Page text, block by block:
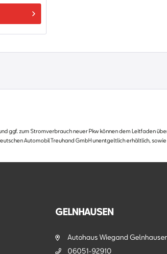
ggf. zum Stromverbrauch neuer Pkw können dem Leitfaden
Automobil Treuhand GmbH unentgeltlich erhältlich,
GELNHAUSEN
Autohaus Wiegand
06051-92910